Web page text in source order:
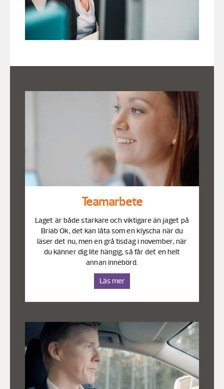
Teamarbete
Laget är både starkare och viktigare än jaget på
Briab Ok, det kan låta som en klyscha när du
läser det nu, men en grå tisdag i november, när
du känner dig lite hängig, så får det en helt
annan innebörd.
Läs mer